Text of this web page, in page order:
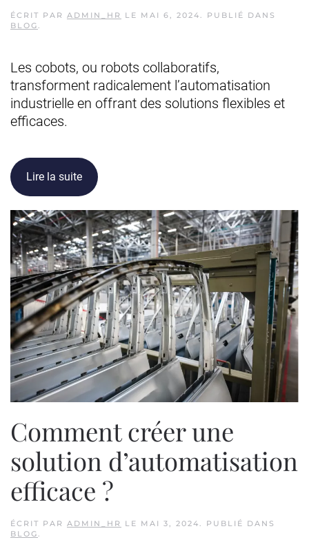
ÉCRIT PAR ADMIN_HR LE MAI 6, 2024. PUBLIÉ DANS
BLOG.
Les cobots, ou robots collaboratifs,
transforment radicalement l’automatisation
industrielle en offrant des solutions flexibles et
efficaces.
Lire la suite
Comment créer une
solution d’automatisation
efficace ?
ÉCRIT PAR ADMIN_HR LE MAI 3, 2024. PUBLIÉ DANS
BLOG.